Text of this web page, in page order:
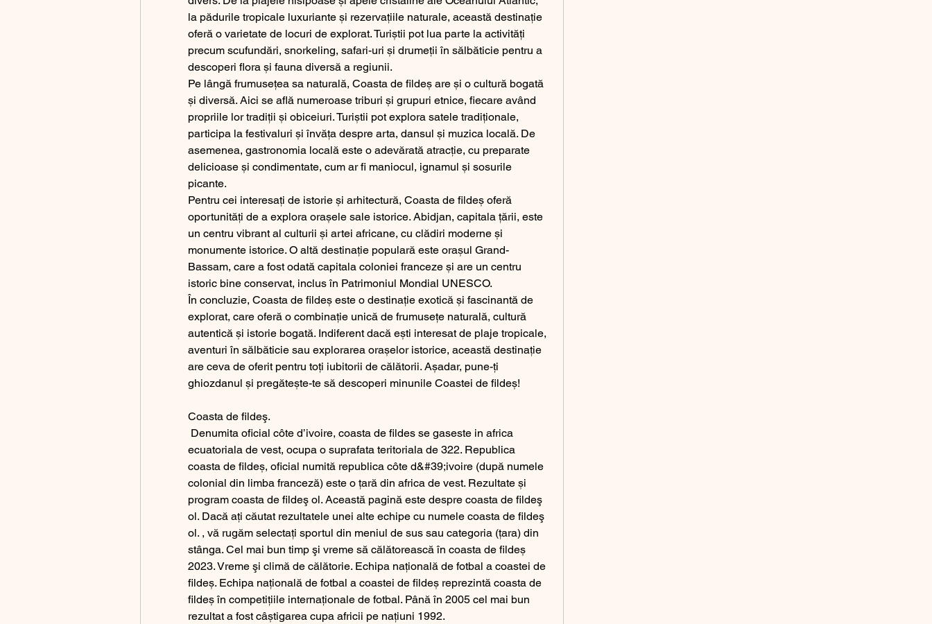
la pădurile tropicale luxuriante și rezervațiile naturale, această destinație
oferă o varietate de locuri de explorat. Turiștii pot lua parte la activități
precum scufundări, snorkeling, safari-uri și drumeții în sălbăticie pentru a
descoperi flora și fauna diversă a regiunii.
Pe lângă frumusețea sa naturală, Coasta de fildeș are și o cultură bogată
și diversă. Aici se află numeroase triburi și grupuri etnice, fiecare având
propriile lor tradiții și obiceiuri. Turiștii pot explora satele tradiționale,
participa la festivaluri și învăța despre arta, dansul și muzica locală. De
asemenea, gastronomia locală este o adevărată atracție, cu preparate
delicioase și condimentate, cum ar fi maniocul, ignamul și sosurile
picante.
Pentru cei interesați de istorie și arhitectură, Coasta de fildeș oferă
oportunități de a explora orașele sale istorice. Abidjan, capitala țării, este
un centru vibrant al culturii și artei africane, cu clădiri moderne și
monumente istorice. O altă destinație populară este orașul Grand-
Bassam, care a fost odată capitala coloniei franceze și are un centru
istoric bine conservat, inclus în Patrimoniul Mondial UNESCO.
În concluzie, Coasta de fildeș este o destinație exotică și fascinantă de
explorat, care oferă o combinație unică de frumusețe naturală, cultură
autentică și istorie bogată. Indiferent dacă ești interesat de plaje tropicale,
aventuri în sălbăticie sau explorarea orașelor istorice, această destinație
are ceva de oferit pentru toți iubitorii de călătorii. Așadar, pune-ți
ghiozdanul și pregătește-te să descoperi minunile Coastei de fildeș!
Coasta de fildeş.
ecuatoriala de vest, ocupa o suprafata teritoriala de 322. Republica
coasta de fildeș, oficial numită republica côte d&#39;ivoire (după numele
colonial din limba franceză) este o țară din africa de vest. Rezultate și
program coasta de fildeş ol. Această pagină este despre coasta de fildeş
ol. Dacă ați căutat rezultatele unei alte echipe cu numele coasta de fildeş
ol. , vă rugăm selectați sportul din meniul de sus sau categoria (țara) din
stânga. Cel mai bun timp şi vreme să călătorească în coasta de fildeș
2023. Vreme şi climă de călătorie. Echipa națională de fotbal a coastei de
fildeș. Echipa națională de fotbal a coastei de fildeș reprezintă coasta de
fildeș în competițiile internaționale de fotbal. Până în 2005 cel mai bun
rezultat a fost câștigarea cupa africii pe națiuni 1992.